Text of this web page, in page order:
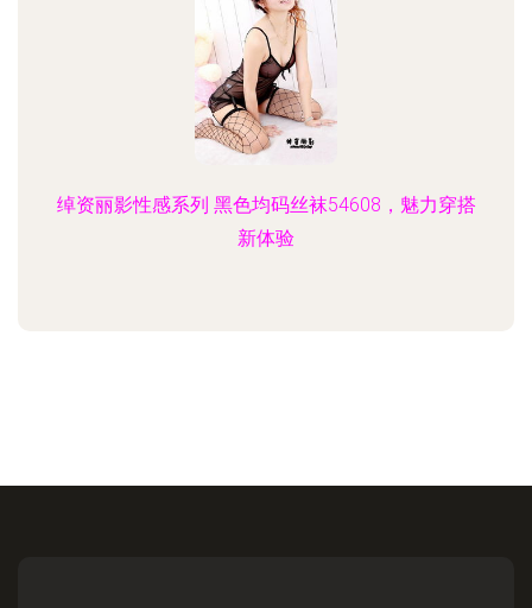
绰资丽影性感系列 黑色均码丝袜54608，魅力穿搭
新体验